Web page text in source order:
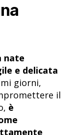
nate
e delicata
giorni,
il
è